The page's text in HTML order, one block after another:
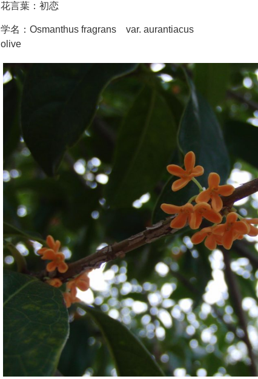
花言葉：初恋
学名：Osmanthus fragrans var. aurantiacus 英
olive